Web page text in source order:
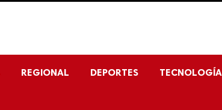
REGIONAL DEPORTES TECNOLOGÍA